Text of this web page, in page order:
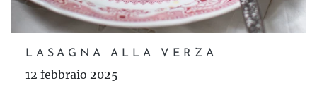
LASAGNA ALLA VERZA
12 febbraio 2025